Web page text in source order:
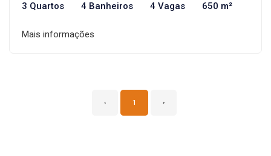
3 Quartos 4 Banheiros 4 Vagas 650 m²
Mais informações
‹ 1 ›